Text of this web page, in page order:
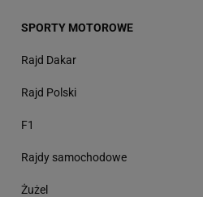
SPORTY MOTOROWE
Rajd Dakar
Rajd Polski
F1
Rajdy samochodowe
Żużel